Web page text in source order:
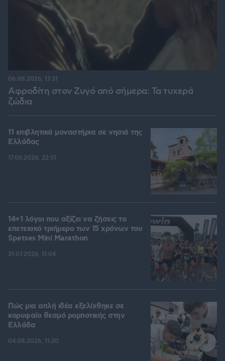
Αφροδίτη στον Ζυγό από σήμερα: Τα τυχερά
ζώδια
06.08.2026, 17:31
11 επιβλητικά μοναστήρια σε νησιά της
Ελλάδας
17.06.2026, 22:51
14+1 λόγοι που αξίζει να ζήσεις το
επετειακό τριήμερο των 15 χρόνων του
Spetses Mini Marathon
31.07.2026, 11:04
Πώς μια απλή ιδέα εξελίχθηκε σε
κορυφαίο θεσμό ρομποτικής στην
Ελλάδα
04.08.2026, 11:20